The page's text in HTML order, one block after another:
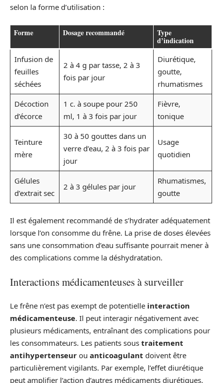
selon la forme d’utilisation :
Forme Dosage recommandé Type
d’indication
Infusion de
feuilles
séchées
2 à 4 g par tasse, 2 à 3
fois par jour
Diurétique,
goutte,
rhumatismes
Décoction
d’écorce
1 c. à soupe pour 250
ml, 1 à 3 fois par jour
Fièvre,
tonique
Teinture
mère
30 à 50 gouttes dans un
verre d’eau, 2 à 3 fois par
jour
Usage
quotidien
Gélules
d’extrait sec
2 à 3 gélules par jour
Rhumatismes,
goutte
Il est également recommandé de s’hydrater adéquatement
lorsque l’on consomme du frêne. La prise de doses élevées
sans une consommation d’eau suffisante pourrait mener à
des complications comme la déshydratation.
Interactions médicamenteuses à surveiller
Le frêne n’est pas exempt de potentielle interaction
médicamenteuse. Il peut interagir négativement avec
plusieurs médicaments, entraînant des complications pour
les consommateurs. Les patients sous traitement
antihypertenseur ou anticoagulant doivent être
particulièrement vigilants. Par exemple, l’effet diurétique
peut amplifier l’action d’autres médicaments diurétiques,